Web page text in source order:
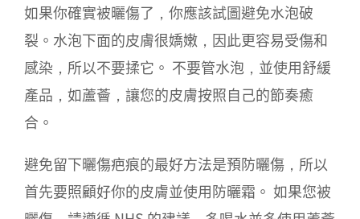
如果你確實被曬傷了，你應該試圖避免水泡破
裂。水泡下面的皮膚很嬌嫩，因此更容易受傷和
感染，所以不要揉它。 不要管水泡，並使用舒緩
產品，如蘆薈，讓您的皮膚按照自己的節奏癒
合。
避免留下曬傷疤痕的最好方法是預防曬傷，所以
首先要照顧好你的皮膚並使用防曬霜。 如果您被